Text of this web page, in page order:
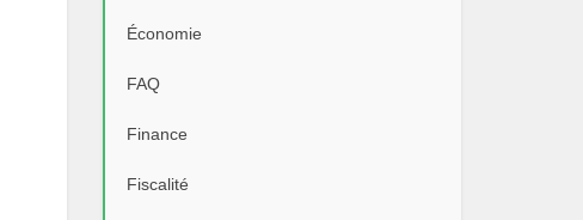
Économie
FAQ
Finance
Fiscalité